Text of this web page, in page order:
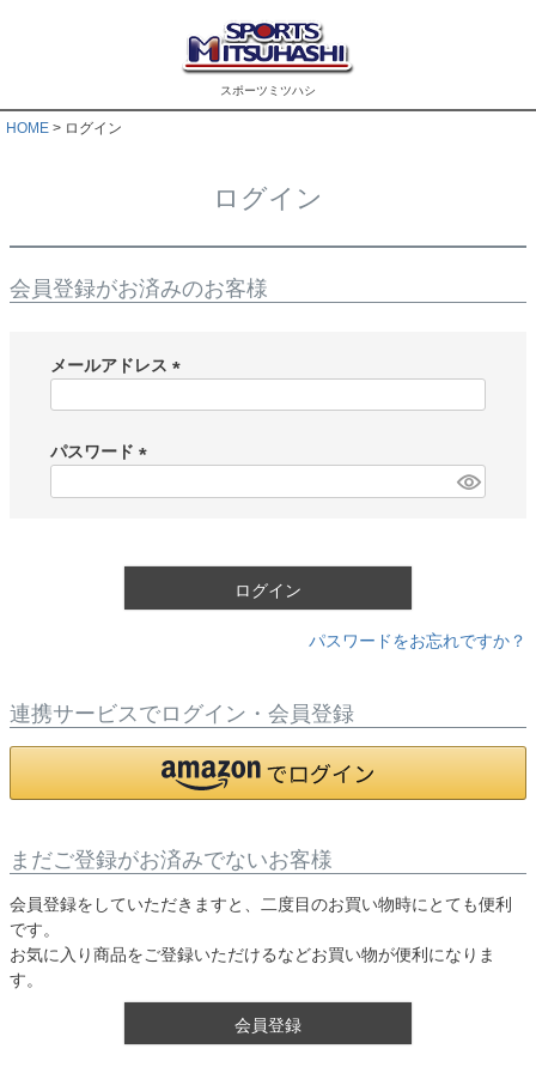
スポーツミツハシ
HOME ログイン
ログイン
会員登録がお済みのお客様
メールアドレス
)
パスワード
ログイン
パスワードをお忘れですか？
連携サービスでログイン・会員登録
まだご登録がお済みでないお客様
会員登録をしていただきますと、二度目のお買い物時にとても便利
です。
お気に入り商品をご登録いただけるなどお買い物が便利になりま
す。
会員登録